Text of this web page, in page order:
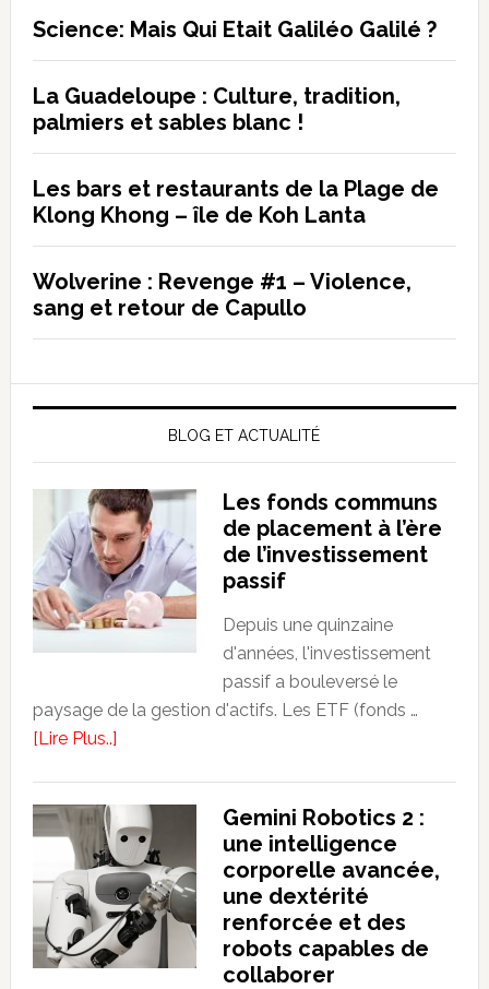
comment
marche
?
Science: Mais Qui Etait Galiléo Galilé ?
La Guadeloupe : Culture, tradition,
palmiers et sables blanc !
Les bars et restaurants de la Plage de
Klong Khong – île de Koh Lanta
Wolverine : Revenge #1 – Violence,
sang et retour de Capullo
BLOG ET ACTUALITÉ
Les fonds communs
de placement à l’ère
de l’investissement
passif
Depuis une quinzaine
d'années, l'investissement
passif a bouleversé le
paysage de la gestion d'actifs. Les ETF (fonds …
[Lire Plus..]about
communs
placement
à
l’ère
de
Gemini Robotics 2 :
une intelligence
corporelle avancée,
une dextérité
renforcée et des
robots capables de
collaborer